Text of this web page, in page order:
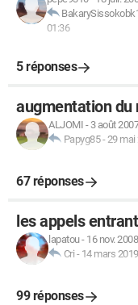
01:36
5 réponses
augmentation du
ALJOMI - 3 août
Papyg85-29 mai
67 réponses
les appels
lapatou- 16 nov.
Cri - 14 mars
99 réponses